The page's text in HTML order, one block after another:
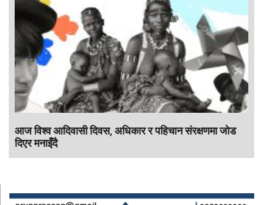
आज विश्व आदिवासी दिवस, अधिकार र पहिचान संरक्षणमा जोड
दिएर मनाइँदै